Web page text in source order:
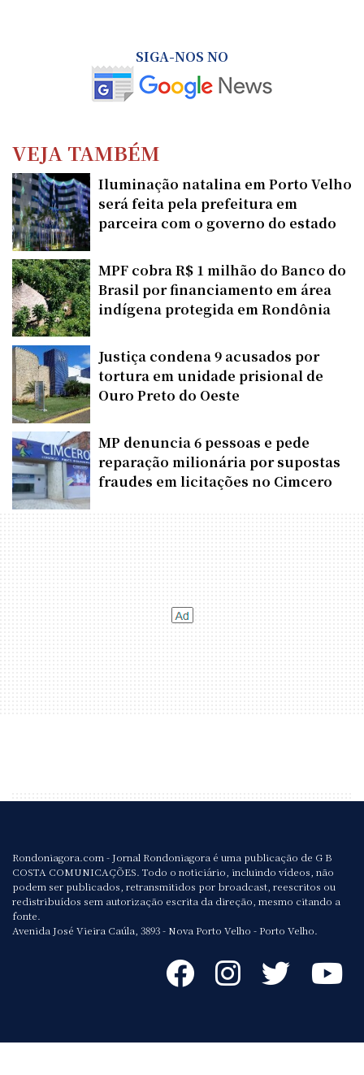
SIGA-NOS NO
VEJA TAMBÉM
Iluminação natalina em Porto Velho
será feita pela prefeitura em
parceira com o governo do estado
MPF cobra R$ 1 milhão do Banco do
Brasil por financiamento em área
indígena protegida em Rondônia
Justiça condena 9 acusados por
tortura em unidade prisional de
Ouro Preto do Oeste
MP denuncia 6 pessoas e pede
reparação milionária por supostas
fraudes em licitações no Cimcero
Rondoniagora.com - Jornal Rondoniagora é uma publicação de G B
COSTA COMUNICAÇÕES. Todo o noticiário, incluindo vídeos, não
podem ser publicados, retransmitidos por broadcast, reescritos ou
redistribuídos sem autorização escrita da direção, mesmo citando a
fonte.
Avenida José Vieira Caúla, 3893 - Nova Porto Velho - Porto Velho.